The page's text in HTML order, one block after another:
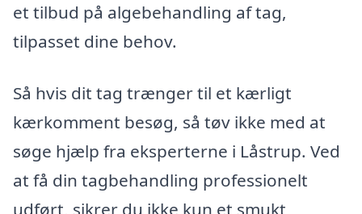
et tilbud på algebehandling af tag,
tilpasset dine behov.
Så hvis dit tag trænger til et kærligt
kærkomment besøg, så tøv ikke med at
søge hjælp fra eksperterne i Låstrup. Ved
at få din tagbehandling professionelt
udført, sikrer du ikke kun et smukt